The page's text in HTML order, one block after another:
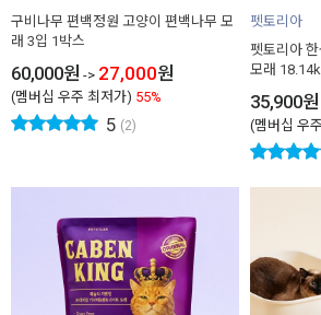
구비나무 편백정원 고양이 편백나무 모
래 3입 1박스
60,000원 -> 27,000원
(멤버십 우주 최저가) 55%
5 (2)
펫토리아
펫토리아
모래
35,900원
(멤버십 우